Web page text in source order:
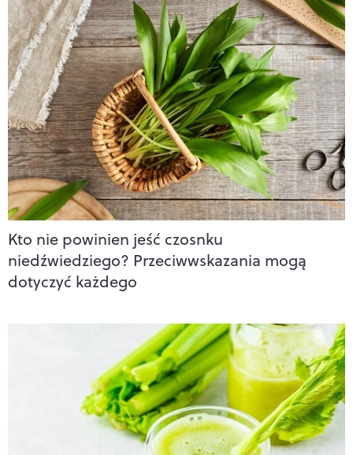
Kto nie powinien jeść czosnku
niedźwiedziego? Przeciwwskazania mogą
dotyczyć każdego